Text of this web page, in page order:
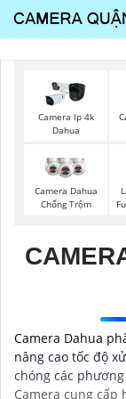
Camera Ip 4k
Dahua
Camera Dahua
Chống Trộm
Camera Dahua
nâng cao tốc độ
chóng các
Camera cung cấp